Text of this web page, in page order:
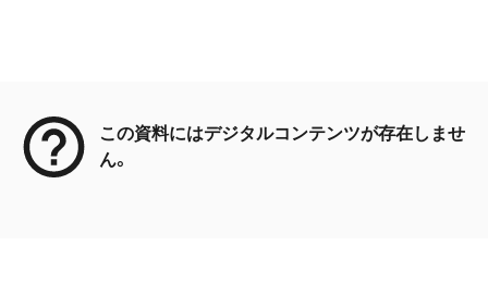
この資料にはデジタルコンテンツが存在しませ
ん。